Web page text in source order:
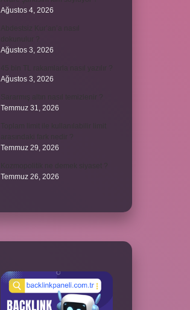
Ağustos 4, 2026
Ağustos 3, 2026
Ağustos 3, 2026
Temmuz 31, 2026
Temmuz 29, 2026
Temmuz 26, 2026